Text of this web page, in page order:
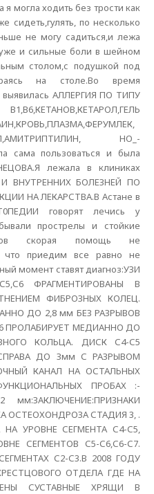
могла ходить без трости как
сидеть,гулять, по несколько
не могу садиться,и лежа
и сильные боли в шейном
столом,с подушкой под
на столе.Во время
выявилась АЛЛЕРГИЯ ПО ТИПУ
НО_-
сама пользоваться и была
лежала в клиниках
ВНУТРЕННИХ БОЛЕЗНЕЙ ПО
НА ЛЕКАРСТВА.В Астане в
говорят лечись у
прострелы и стойкие
скорая помощь не
что приедим все равно не
момент ставят диагноз:УЗИ
ФРАГМЕНТИРОВАНЫ В
ФИБРОЗНЫХ КОЛЕЦ.
ДО 2,8 мм БЕЗ РАЗРЫВОВ
ПРОЛАБИРУЕТ МЕДИАННО ДО
КОЛЬЦА. ДИСК С4-С5
ДО Змм С РАЗРЫВОМ
КАНАЛ НА ОСТАЛЬНЫХ
ПРОБАХ :-
ОСТЕОХОНДРОЗА СТАДИЯ 3, .
УРОВНЕ СЕГМЕНТА С4-С5,
СЕГМЕНТОВ С5-С6,С6-С7.
С2-С3.В 2008 ГОДУ
ОТДЕЛА ГДЕ НА
СУСТАВНЫЕ ХРЯЩИ В